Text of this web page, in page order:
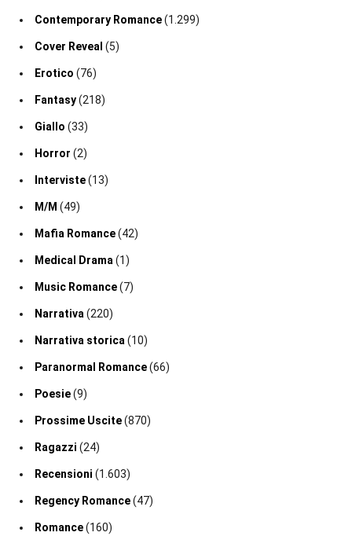
Contemporary Romance(1.299)
Cover Reveal (5)
Erotico (76)
Fantasy(218)
Giallo (33)
Horror (2)
Interviste(13)
M/M (49)
Mafia Romance(42)
Medical Drama (1)
Music Romance(7)
Narrativa (220)
Narrativa storica (10)
Paranormal Romance(66)
Poesie(9)
Prossime Uscite(870)
Ragazzi (24)
Recensioni (1.603)
Regency Romance(47)
Romance(160)